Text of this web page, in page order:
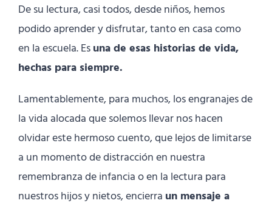
De su lectura, casi todos, desde niños, hemos
podido aprender y disfrutar, tanto en casa como
en la escuela. Esuna de esas historias de vida,
hechas para siempre.
Lamentablemente, para muchos, los engranajes de
la vida alocada que solemos llevar nos hacen
olvidar este hermoso cuento, que lejos de limitarse
a un momento de distracción en nuestra
remembranza de infancia o en la lectura para
nuestros hijos y nietos, encierra un mensaje a